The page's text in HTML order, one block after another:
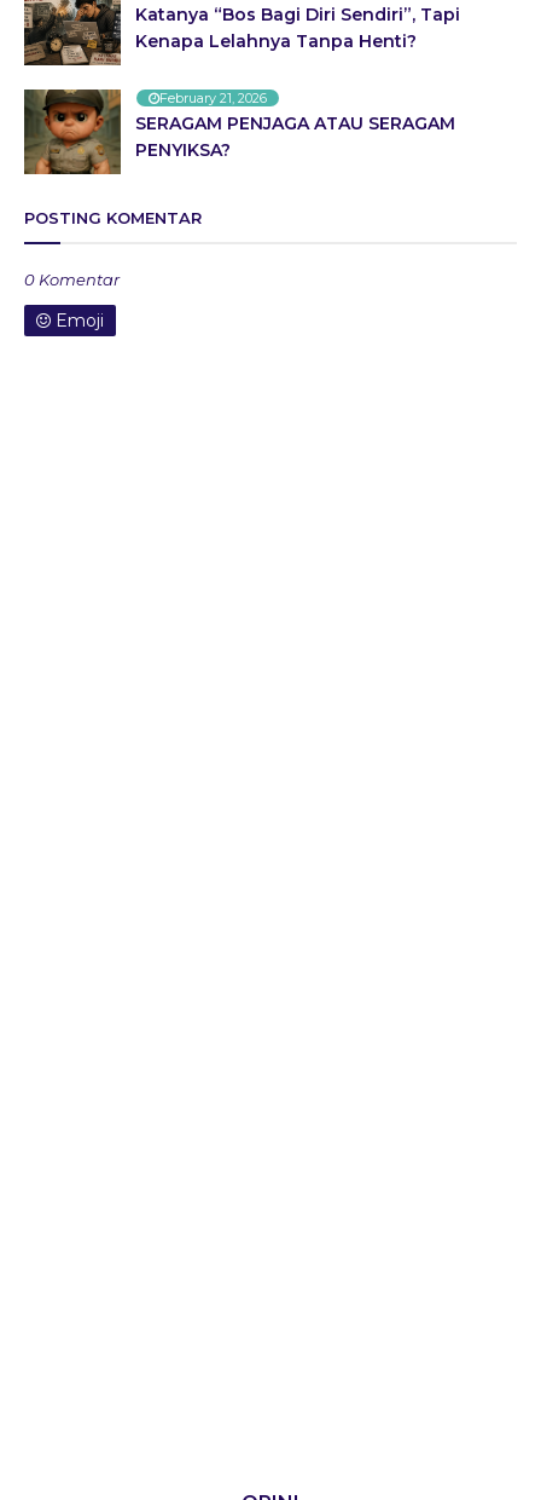
Katanya “Bos Bagi Diri Sendiri”, Tapi
Kenapa Lelahnya Tanpa Henti?
February 21, 2026
SERAGAM PENJAGA ATAU SERAGAM
PENYIKSA?
POSTING KOMENTAR
0 Komentar
Emoji